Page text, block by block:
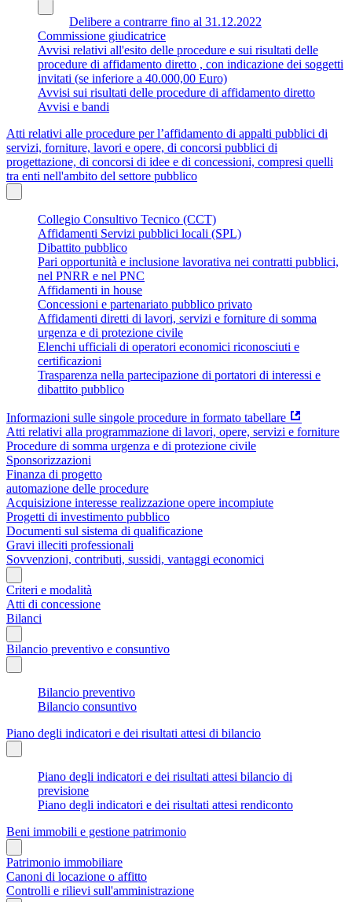
Delibere a contrarre fino al 31.12.2022
Commissione giudicatrice
Avvisi relativi all'esito delle procedure e sui risultati delle
procedure di affidamento diretto , con indicazione dei soggetti
invitati (se inferiore a 40.000,00 Euro)
Avvisi sui risultati delle procedure di affidamento diretto
Avvisi e bandi
Atti relativi alle procedure per l’affidamento di appalti pubblici di
servizi, forniture, lavori e opere, di concorsi pubblici di
progettazione, di concorsi di idee e di concessioni, compresi quelli
tra enti nell'ambito del settore pubblico
Collegio Consultivo Tecnico (CCT)
Affidamenti Servizi pubblici locali (SPL)
Dibattito pubblico
Pari opportunità e inclusione lavorativa nei contratti pubblici,
nel PNRR e nel PNC
Affidamenti in house
Concessioni e partenariato pubblico privato
Affidamenti diretti di lavori, servizi e forniture di somma
urgenza e di protezione civile
Elenchi ufficiali di operatori economici riconosciuti e
certificazioni
Trasparenza nella partecipazione di portatori di interessi e
dibattito pubblico
Informazioni sulle singole procedure in formato tabellare
Atti relativi alla programmazione di lavori, opere, servizi e forniture
Procedure di somma urgenza e di protezione civile
Sponsorizzazioni
Finanza di progetto
automazione delle procedure
Acquisizione interesse realizzazione opere incompiute
Progetti di investimento pubblico
Documenti sul sistema di qualificazione
Gravi illeciti professionali
Sovvenzioni, contributi, sussidi, vantaggi economici
Criteri e modalità
Atti di concessione
Bilanci
Bilancio preventivo e consuntivo
Bilancio preventivo
Bilancio consuntivo
Piano degli indicatori e dei risultati attesi di bilancio
Piano degli indicatori e dei risultati attesi bilancio di
previsione
Piano degli indicatori e dei risultati attesi rendiconto
Beni immobili e gestione patrimonio
Patrimonio immobiliare
Canoni di locazione o affitto
Controlli e rilievi sull'amministrazione